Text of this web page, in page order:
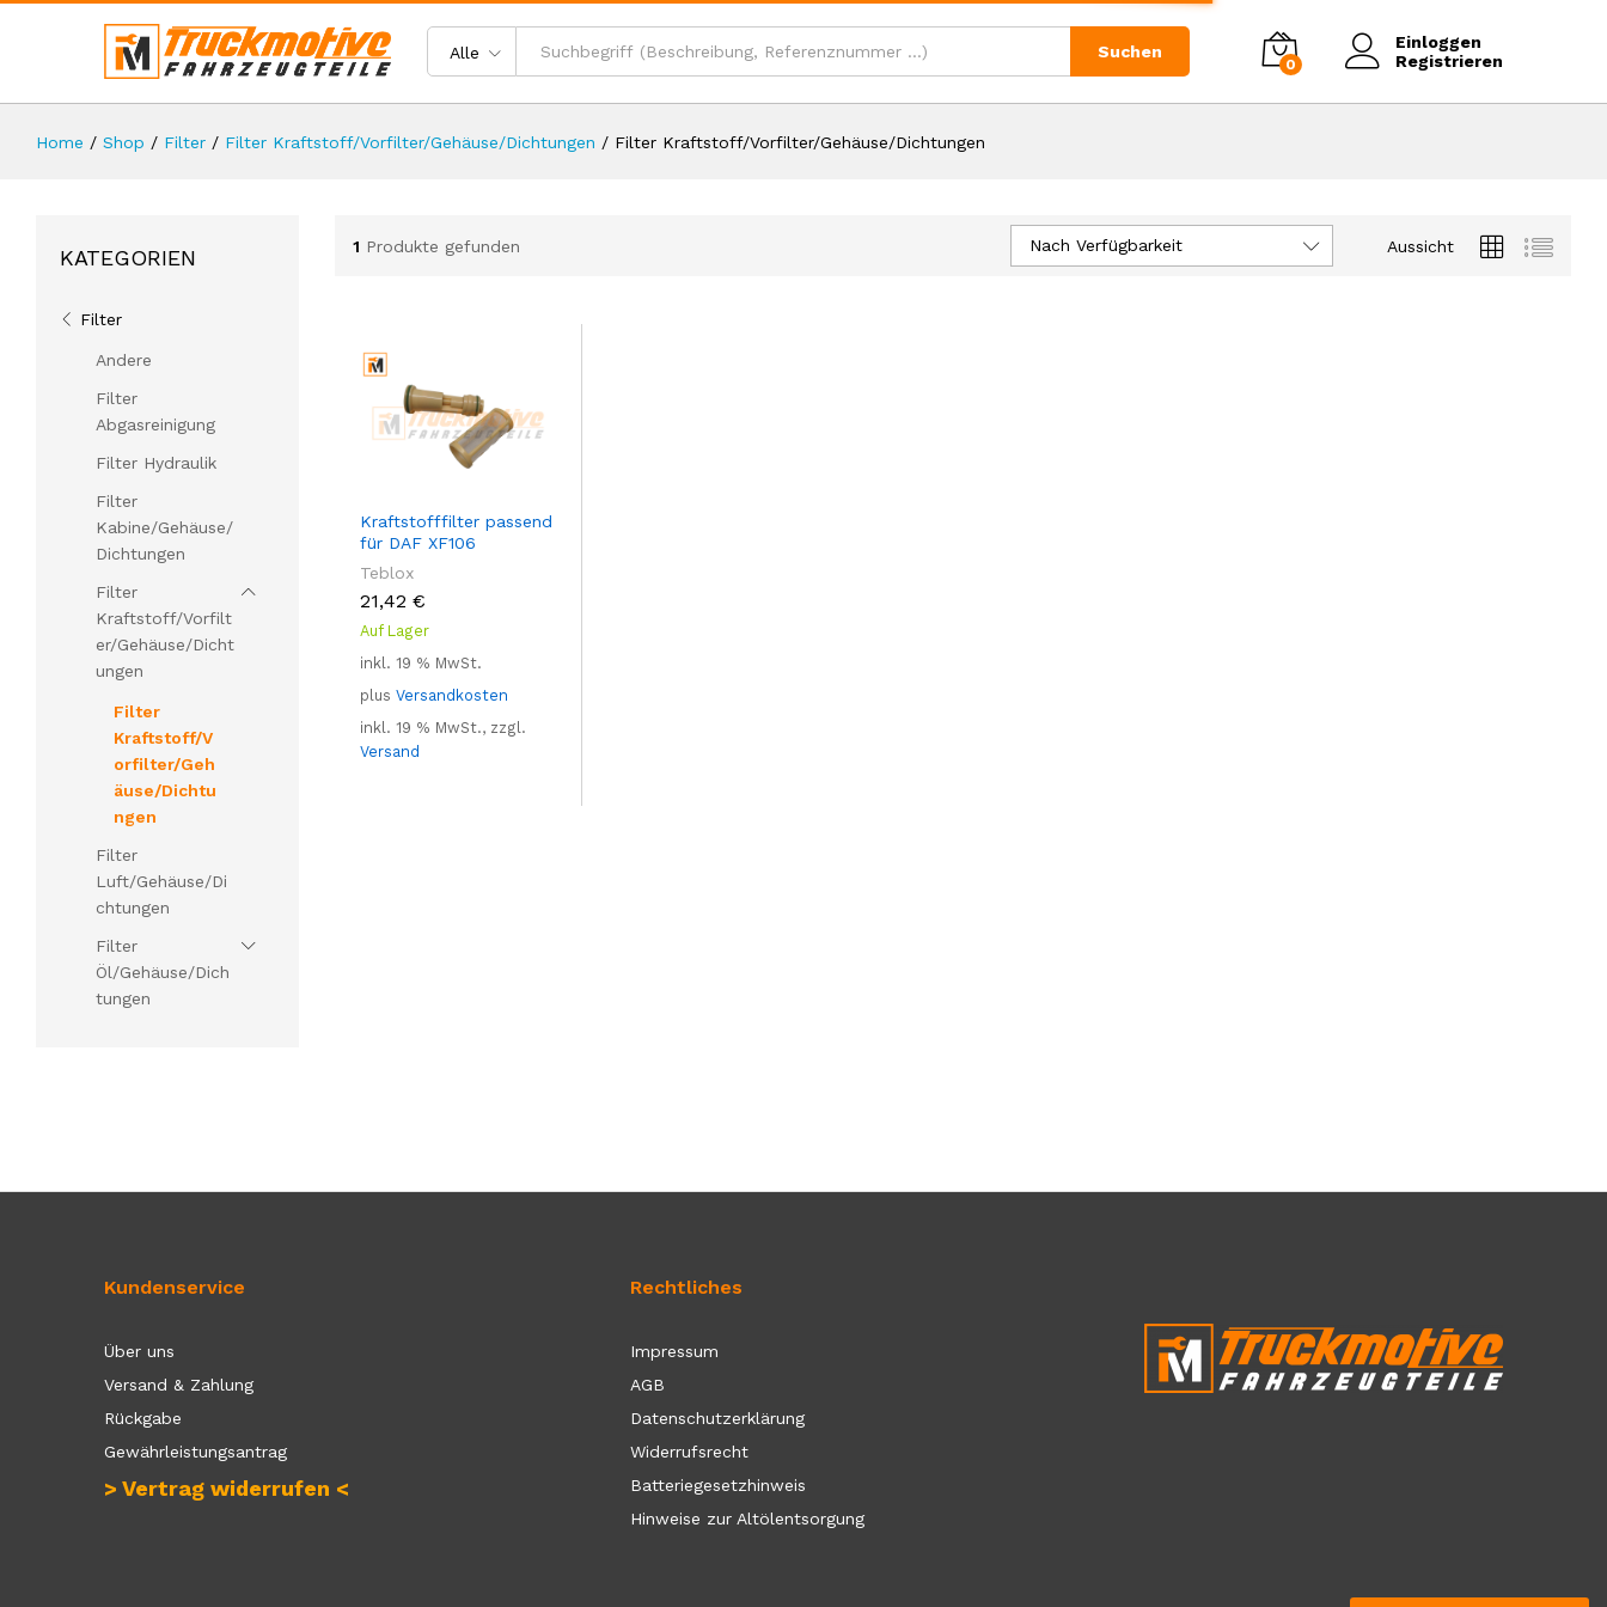
Alle Suchen
0
Einloggen
Registrieren
Home / Shop / Filter / Filter Kraftstoff/Vorfilter/Gehäuse/Dichtungen / Filter Kraftstoff/Vorfilter/Gehäuse/Dichtungen
1 Produkte gefunden Aussicht
Nach Verfügbarkeit
Kraftstofffilter passend
für DAF XF106
Teblox
21,42 €
Auf Lager
inkl. 19 % MwSt.
plus Versandkosten
inkl. 19 % MwSt., zzgl.
Versand
KATEGORIEN
Filter
Andere
Filter
Abgasreinigung
Filter Hydraulik
Filter
Kabine/Gehäuse/
Dichtungen
Filter
Kraftstoff/Vorfilt
er/Gehäuse/Dicht
ungen
Filter
Kraftstoff/V
orfilter/Geh
äuse/Dichtu
ngen
Filter
Luft/Gehäuse/Di
chtungen
Filter
Öl/Gehäuse/Dich
tungen
Kundenservice
Über uns
Versand & Zahlung
Rückgabe
Gewährleistungsantrag
> Vertrag widerrufen <
Rechtliches
Impressum
AGB
Datenschutzerklärung
Widerrufsrecht
Batteriegesetzhinweis
Hinweise zur Altölentsorgung